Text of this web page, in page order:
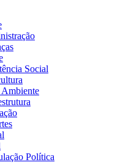
Social
Ambiente
Política